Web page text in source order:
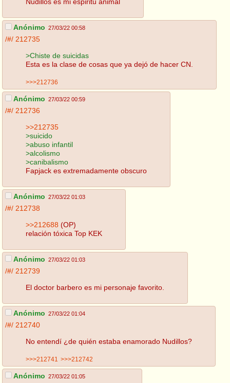
Anónimo 27/03/22 00:58
/#/ 212735
>Chiste de suicidas
Esta es la clase de cosas que ya dejó de hacer CN.
>>>212736
Anónimo 27/03/22 00:59
/#/ 212736
>>212735
>suicido
>abuso infantil
>alcolismo
>canibalismo
Fapjack es extremadamente obscuro
Anónimo 27/03/22 01:03
/#/ 212738
>>212688 (OP)
relación tóxica Top KEK
Anónimo 27/03/22 01:03
/#/ 212739
El doctor barbero es mi personaje favorito.
Anónimo 27/03/22 01:04
/#/ 212740
No entendí ¿de quién estaba enamorado Nudillos?
>>>212741 >>>212742
Anónimo 27/03/22 01:05